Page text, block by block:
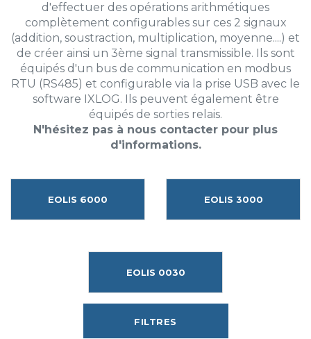
d'effectuer des opérations arithmétiques
complètement configurables sur ces 2 signaux
(addition, soustraction, multiplication, moyenne....) et
de créer ainsi un 3ème signal transmissible. Ils sont
équipés d'un bus de communication en modbus
RTU (RS485) et configurable via la prise USB avec le
software IXLOG. Ils peuvent également être
équipés de sorties relais.
N'hésitez pas à nous contacter pour plus
d'informations.
EOLIS 6000 EOLIS 3000
EOLIS 0030
FILTRES